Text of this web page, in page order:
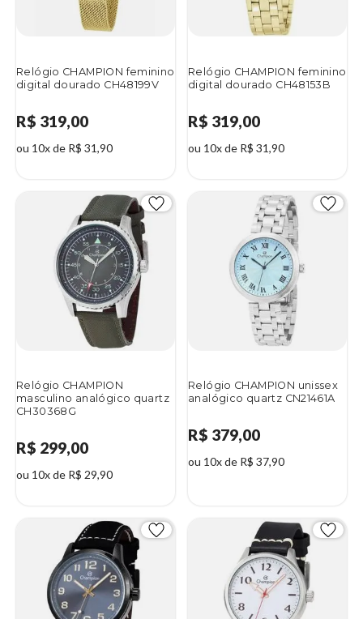
Relógio CHAMPION feminino
digital dourado CH48199V
R$ 319,00
ou 10x de R$ 31,90
Relógio CHAMPION feminino
digital dourado CH48153B
R$ 319,00
ou 10x de R$ 31,90
Relógio CHAMPION
masculino analógico quartz
CH30368G
R$ 299,00
ou 10x de R$ 29,90
Relógio CHAMPION unissex
analógico quartz CN21461A
R$ 379,00
ou 10x de R$ 37,90